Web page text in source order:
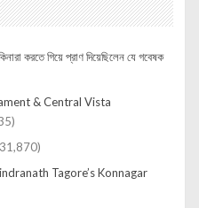
করতে গিয়ে প্রাণ দিয়েছিলেন যে গবেষক
& Central Vista
Tagore’s Konnagar